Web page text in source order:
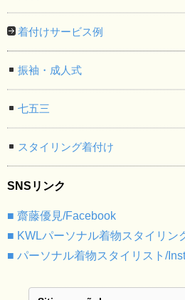
着付けサービス例
振袖・成人式
七五三
スタイリング着付け
SNSリンク
■ 齋藤優見/Facebook
■ KWLパーソナル着物スタイリン
■ パーソナル着物スタイリスト/